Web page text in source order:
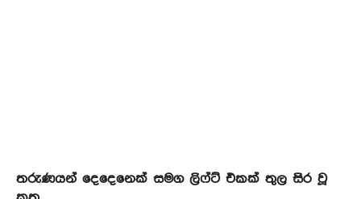
තරුණයන් දෙදෙනෙක් සමග ලිෆ්ට් එකක් තුල සිර වූ